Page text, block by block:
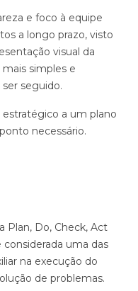
e foco à equipe
a longo prazo, visto
visual da
simples e
seguido.
a um plano
necessário.
Plan, Do, Check, Act
considerada uma das
na execução do
de problemas.